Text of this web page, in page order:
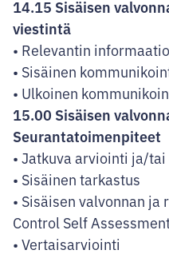
14.15 Sisäisen
viestintä
• Relevantin
• Sisäinen
• Ulkoinen
15.00 Sisäisen
Seurantatoimenpiteet
• Jatkuva arviointi ja/
• Sisäinen tarkastus
• Sisäisen valvonnan
Control Self
• Vertaisarviointi